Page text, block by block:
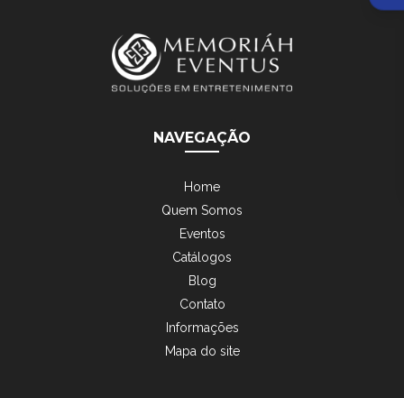
NAVEGAÇÃO
Home
Quem Somos
Eventos
Catálogos
Blog
Contato
Informações
Mapa do site